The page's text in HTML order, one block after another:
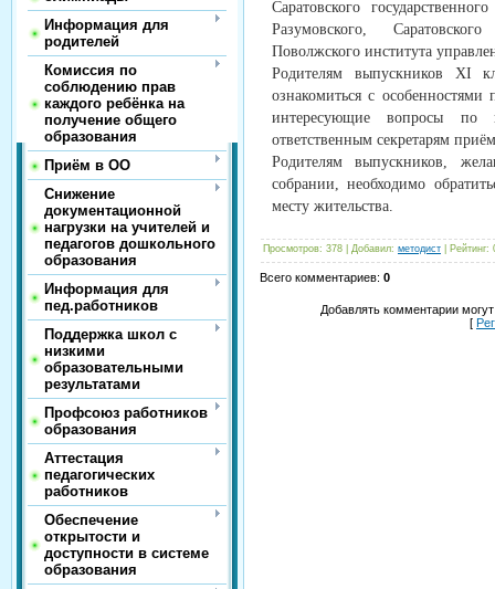
Информация для
родителей
Комиссия по
соблюдению прав
каждого ребёнка на
получение общего
образования
Приём в ОО
Снижение
документационной
нагрузки на учителей и
педагогов дошкольного
образования
Информация для
пед.работников
Поддержка школ с
низкими
образовательными
результатами
Профсоюз работников
образования
Аттестация
педагогических
работников
Обеспечение
открытости и
доступности в системе
образования
Саратовского
Разумовского,
Поволжского института
Родителям выпускников XI
ознакомиться с
интересующие вопросы по
ответственным секретарям
Родителям выпускников,
собрании, необходимо
месту жительства.
Просмотров: 378 Добавил: методист Рейтинг:
Всего комментариев: 0
Добавлять комментарии
[